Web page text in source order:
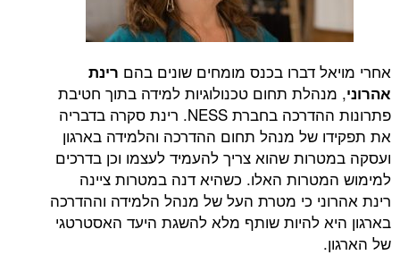
אחרי מויאל דברו בכנס מומחים שונים בהם רינת
אהרוני, מנהלת תחום טכנולוגיות למידה בתוך חטיבת
פתרונות ההדרכה בחברת NESS. רינת סקרה בדבריה
את תפקידו של מנהל תחום ההדרכה והלמידה בארגון
ועסקה במטרות שהוא צריך להעמיד לעצמו וכן בדרכים
למימוש המטרות האלו. כשהיא דנה במטרות ציינה
רינת אהרוני כי מטרת העל של מנהל הלמידה וההדרכה
בארגון היא להיות שותף מלא להשגת היעד האסטרטגי
של הארגון.